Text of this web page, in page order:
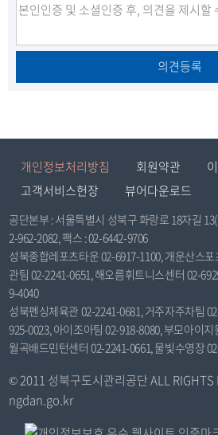
만
의견등록
개인정보처리방침 회원약관
고객서비스헌장
뷰어다운로드
공단본부 : 서울특별시 성북구 화랑로 18자길
2-962-2082, 팩스 : 02-6442-9706
성북종합레포츠타운 02-6917-1100, 개운산스
관팀 02-2241-0651, 해오름휘트니스센터 02-
9-4040
성북펜싱체육관 02-2241-0681, 거주자주차팀
925-0023, 아이조아팀 02-918-8080, 부모아이
월곡배드민턴센터 02-2241-0661, 물빛수영장
© 2011 성북구도시관리공단 ALL
ngdan.go.kr